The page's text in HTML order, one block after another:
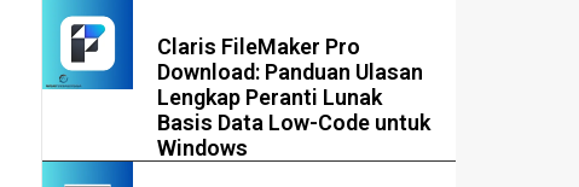
Claris FileMaker Pro
Download: Panduan Ulasan
Lengkap Peranti Lunak
Basis Data Low-Code untuk
Windows